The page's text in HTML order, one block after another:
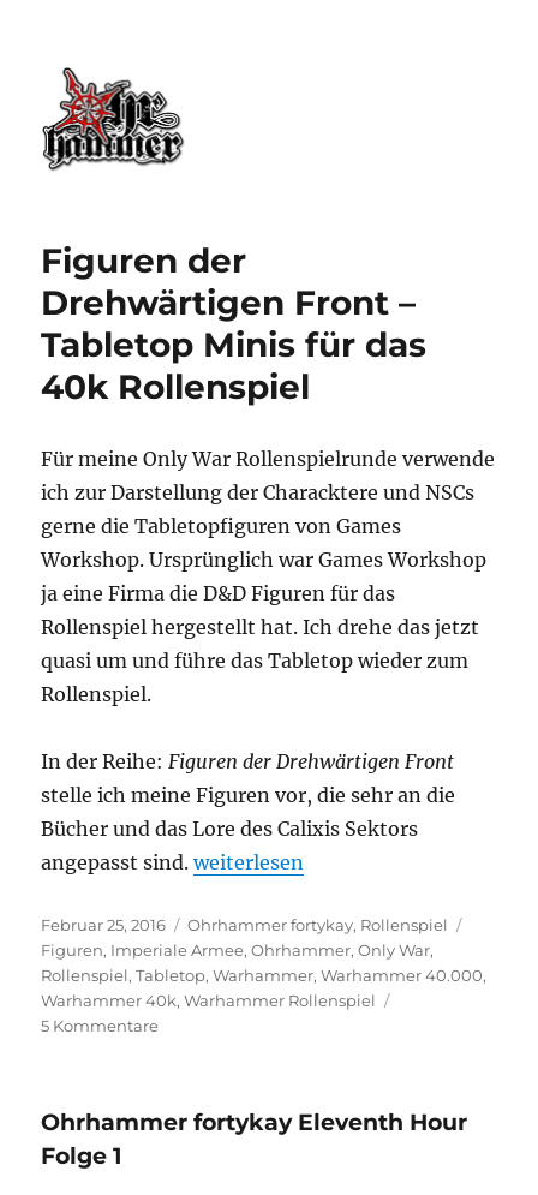
Ohrhammer.online
Figuren der
Drehwärtigen Front –
Tabletop Minis für das
40k Rollenspiel
Für meine Only War Rollenspielrunde verwende
ich zur Darstellung der Characktere und NSCs
gerne die Tabletopfiguren von Games
Workshop. Ursprünglich war Games Workshop
ja eine Firma die D&D Figuren für das
Rollenspiel hergestellt hat. Ich drehe das jetzt
quasi um und führe das Tabletop wieder zum
Rollenspiel.
In der Reihe:Figuren der Drehwärtigen Front
stelle ich meine Figuren vor, die sehr an die
Bücher und das Lore des Calixis Sektors
angepasst sind.„Figuren der Drehwärtigen Front
weiterlesen
Veröffentlicht
am
Februar 25, 2016 Kategorien
Ohrhammer fortykay, Rollenspiel
Figuren, Imperiale Armee,Ohrhammer,Only War,
Rollenspiel,Tabletop,Warhammer,Warhammer 40.000,
Warhammer 40k,Warhammer Rollenspiel
5 Kommentarezu
Front
Ohrhammer fortykay Eleventh Hour
Folge 1